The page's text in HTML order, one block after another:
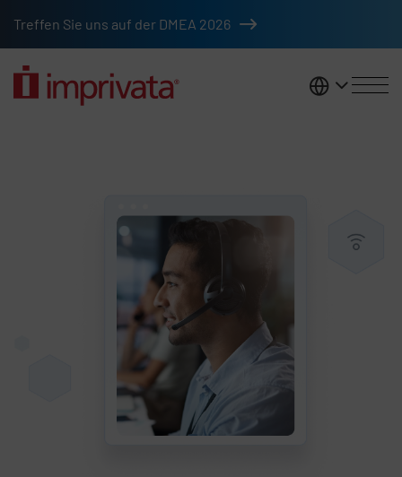
Treffen Sie uns auf der DMEA 2026
DACH